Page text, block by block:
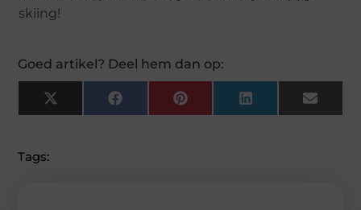
skiing!
Goed artikel? Deel hem dan op:
X
(
F
A
P
I
L
I
E
M
Tags: